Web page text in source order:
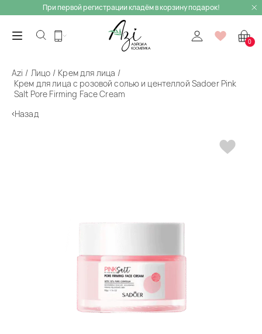
При первой регистрации кладём в корзину подарок!
0
Azi Лицо
Крем для лица
Крем для лица с розовой солью и центеллой Sadoer Pink
Salt Pore Firming Face Cream
Назад